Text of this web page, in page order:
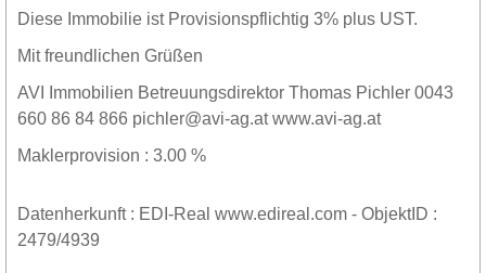
Diese Immobilie ist Provisionspflichtig 3% plus UST.
Mit freundlichen Grüßen
AVI Immobilien Betreuungsdirektor Thomas Pichler 0043
660 86 84 866 pichler@avi-ag.at www.avi-ag.at
Maklerprovision : 3.00 %
Datenherkunft : EDI-Real www.edireal.com - ObjektID :
2479/4939